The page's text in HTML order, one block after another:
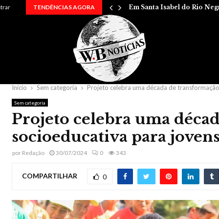
TENDÊNCIAS AGORA Em Santa Isabel do Rio
Início Sem categoria Projeto celebra uma década de
Sem categoria
Projeto celebra uma
socioeducativa para
por Redação 30/07/2024 0 343
COMPARTILHAR 0